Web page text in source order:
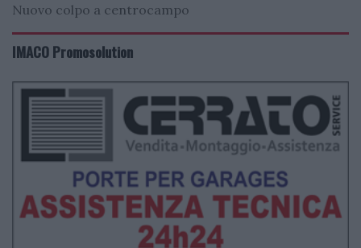
Nuovo colpo a centrocampo
IMACO Promosolution